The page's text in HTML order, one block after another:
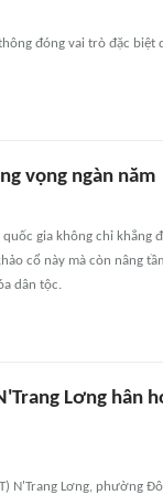
đóng vai trò đặc biệt
vọng ngàn năm
gia không chỉ khẳng
cổ này mà còn nâng
dân tộc.
Lơng hân
N'Trang Lơng, phường